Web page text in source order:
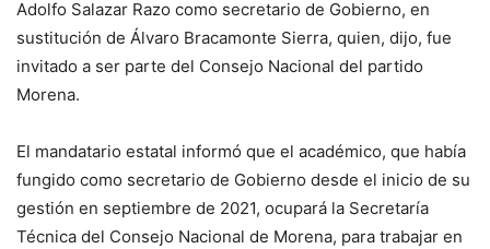
Adolfo Salazar Razo como secretario de Gobierno, en
sustitución de Álvaro Bracamonte Sierra, quien, dijo, fue
invitado a ser parte del Consejo Nacional del partido
Morena.
El mandatario estatal informó que el académico, que había
fungido como secretario de Gobierno desde el inicio de su
gestión en septiembre de 2021, ocupará la Secretaría
Técnica del Consejo Nacional de Morena, para trabajar en